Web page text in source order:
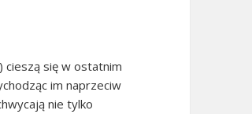
) cieszą się w ostatnim
im naprzeciw
nie tylko